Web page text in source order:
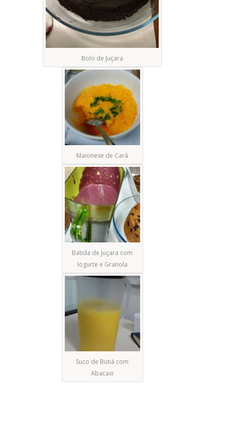
Bolo de Juçara
Maionese de Cará
Batida de Juçara com
Iogurte e Granola
Suco de Butiá com
Abacaxi